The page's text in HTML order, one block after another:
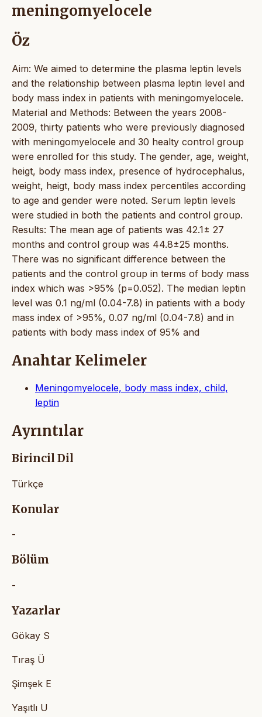
meningomyelocele
Öz
Aim: We aimed to determine the plasma leptin levels
and the relationship between plasma leptin level and
body mass index in patients with meningomyelocele.
Material and Methods: Between the years 2008-
2009, thirty patients who were previously diagnosed
with meningomyelocele and 30 healty control group
were enrolled for this study. The gender, age, weight,
heigt, body mass index, presence of hydrocephalus,
weight, heigt, body mass index percentiles according
to age and gender were noted. Serum leptin levels
were studied in both the patients and control group.
Results: The mean age of patients was 42.1± 27
months and control group was 44.8±25 months.
There was no significant difference between the
patients and the control group in terms of body mass
index which was >95% (p=0.052). The median leptin
level was 0.1 ng/ml (0.04-7.8) in patients with a body
mass index of >95%, 0.07 ng/ml (0.04-7.8) and in
patients with body mass index of 95% and
Anahtar Kelimeler
Meningomyelocele, body mass index, child,
leptin
Ayrıntılar
Birincil Dil
Türkçe
Konular
-
Bölüm
-
Yazarlar
Gökay S
Tıraş Ü
Şimşek E
Yaşıtlı U